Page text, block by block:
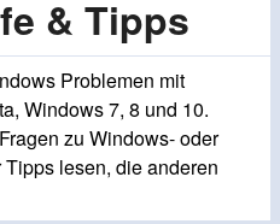
& Tipps
Problemen mit
Windows 7, 8 und 10.
zu Windows- oder
lesen, die anderen